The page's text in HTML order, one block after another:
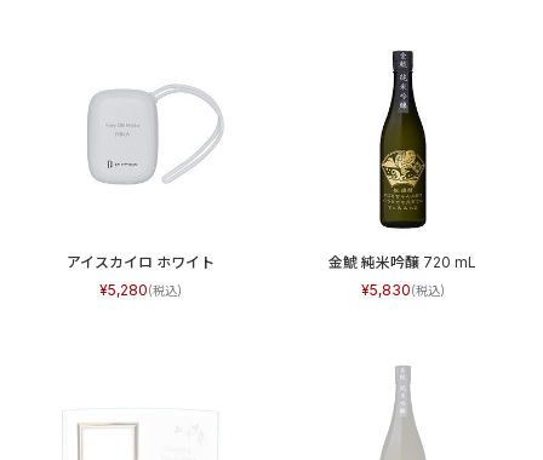
アイスカイロ ホワイト
5,280
金鯱 純米吟醸 720 mL
5,830